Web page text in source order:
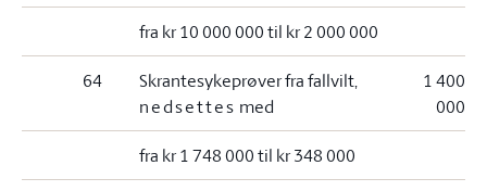
fra kr 10 000 000 til kr 2 000 000
64
Skrantesykeprøver fra fallvilt,
nedsettes med
1 400
000
fra kr 1 748 000 til kr 348 000